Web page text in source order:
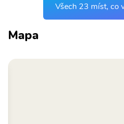
Všech 23 míst, co
Mapa